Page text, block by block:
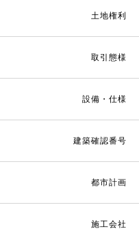
土地権利
取引態様
設備・仕様
建築確認番号
都市計画
施工会社